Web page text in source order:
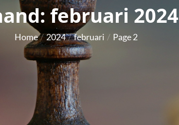
februari 2024
Home 2024 februari Page 2